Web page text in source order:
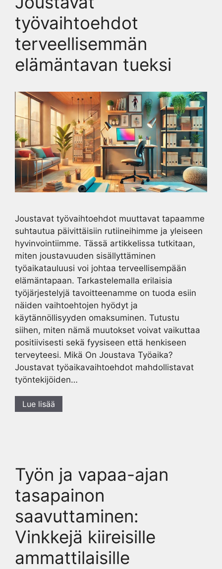
työvaihtoehdot
terveellisemmän
elämäntavan tueksi
Joustavat työvaihtoehdot muuttavat tapaamme
suhtautua päivittäisiin rutiineihimme ja yleiseen
hyvinvointiimme. Tässä artikkelissa tutkitaan,
miten joustavuuden sisällyttäminen
työaikatauluusi voi johtaa terveellisempään
elämäntapaan. Tarkastelemalla erilaisia
työjärjestelyjä tavoitteenamme on tuoda esiin
näiden vaihtoehtojen hyödyt ja
käytännöllisyyden omaksuminen. Tutustu
siihen, miten nämä muutokset voivat vaikuttaa
positiivisesti sekä fyysiseen että henkiseen
terveyteesi. Mikä On Joustava Työaika?
Joustavat työaikavaihtoehdot mahdollistavat
työntekijöiden…
Lue lisää
Työn ja vapaa-ajan
tasapainon
saavuttaminen:
Vinkkejä kiireisille
ammattilaisille